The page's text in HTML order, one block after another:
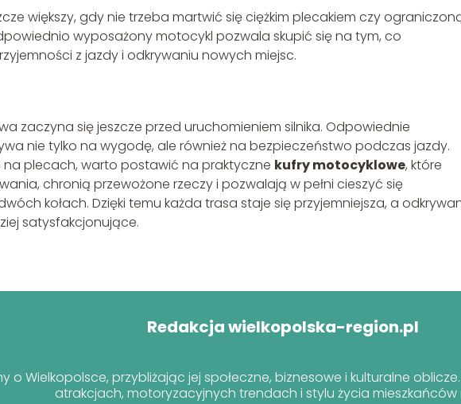
większy, gdy nie trzeba martwić się ciężkim plecakiem czy
wyposażony motocykl pozwala skupić się na tym, co
z jazdy i odkrywaniu nowych miejsc.
zaczyna się jeszcze przed uruchomieniem silnika. Odpowiednie
nie tylko na wygodę, ale również na bezpieczeństwo podczas jazdy.
na plecach, warto postawić na praktyczne kufry motocyklowe, które
chronią przewożone rzeczy i pozwalają w pełni cieszyć się
kołach. Dzięki temu każda trasa staje się przyjemniejsza, a
satysfakcjonujące.
Redakcja wielkopolska-region.pl
o Wielkopolsce, przybliżając jej społeczne, biznesowe i kulturalne
atrakcjach, motoryzacyjnych trendach i stylu życia mieszkańców